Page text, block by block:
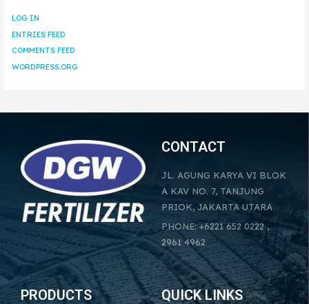
LOG IN
ENTRIES FEED
COMMENTS FEED
WORDPRESS.ORG
CONTACT
JL. AGUNG KARYA VI BLOK
A KAV NO. 7, TANJUNG
PRIOK, JAKARTA UTARA
PHONE: +6221 652 0222 ,
2961 4962
PRODUCTS QUICK LINKS